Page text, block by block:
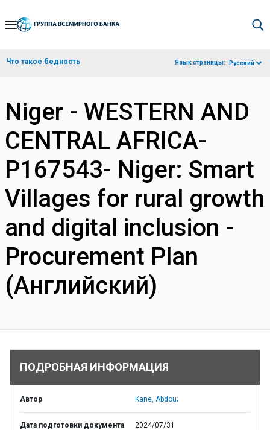
Skip
Navigation
Что такое бедность Язык страницы: Русский
Niger - WESTERN AND
CENTRAL AFRICA-
P167543- Niger: Smart
Villages for rural growth
and digital inclusion -
Procurement Plan
(Английский)
ПОДРОБНАЯ ИНФОРМАЦИЯ
Автор Kane, Abdou;
Дата подготовки документа 2024/07/31